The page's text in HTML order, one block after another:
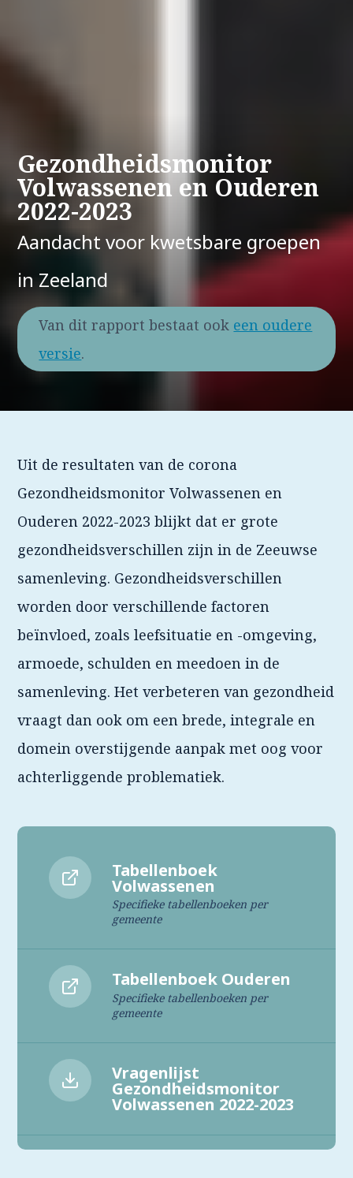
Gezondheidsmonitor
Volwassenen en Ouderen
2022-2023
Aandacht voor kwetsbare groepen
in Zeeland
Van dit rapport bestaat ook een oudere
versie.
Uit de resultaten van de corona
Gezondheidsmonitor Volwassenen en
Ouderen 2022-2023 blijkt dat er grote
gezondheidsverschillen zijn in de Zeeuwse
samenleving. Gezondheidsverschillen
worden door verschillende factoren
beïnvloed, zoals leefsituatie en -omgeving,
armoede, schulden en meedoen in de
samenleving. Het verbeteren van gezondheid
vraagt dan ook om een brede, integrale en
domein overstijgende aanpak met oog voor
achterliggende problematiek.
Tabellenboek
Volwassenen
Specifieke tabellenboeken per
gemeente
Tabellenboek Ouderen
Specifieke tabellenboeken per
gemeente
Vragenlijst
Gezondheidsmonitor
Volwassenen 2022-2023